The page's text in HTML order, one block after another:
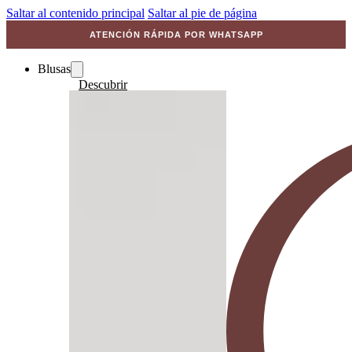
Saltar al contenido principal Saltar al pie de página
ATENCIÓN RÁPIDA POR WHATSAPP
Blusas
Descubrir